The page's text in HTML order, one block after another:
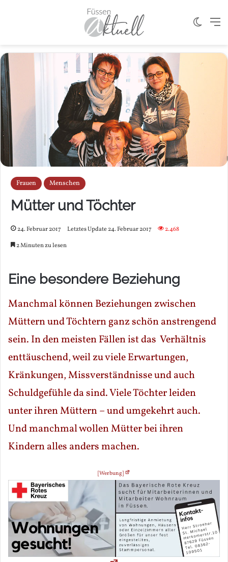
Skin
Frauen Menschen
Mütter und Töchter
24. Februar 2017 Letztes Update 24. Februar 2017
2.468
2 Minuten zu lesen
Eine besondere Beziehung
Manchmal können Beziehungen zwischen
Müttern und Töchtern ganz schön anstrengend
sein. In den meisten Fällen ist das Verhältnis
enttäuschend, weil zu viele Erwartungen,
Kränkungen, Missverständnisse und auch
Schuldgefühle da sind. Viele Töchter leiden
unter ihren Müttern – und umgekehrt auch.
Und manchmal wollen Mütter bei ihren
Kindern alles anders machen.
[Werbung]